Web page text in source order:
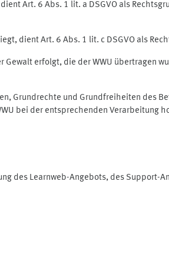
Art. 6 Abs. 1 lit. a DSGVO als
dient Art. 6 Abs. 1 lit. c DSGVO als
erfolgt, die der WWU übertragen
Grundrechte und Grundfreiheiten des
bei der entsprechenden Verarbeitung
des Learnweb-Angebots, des Support-